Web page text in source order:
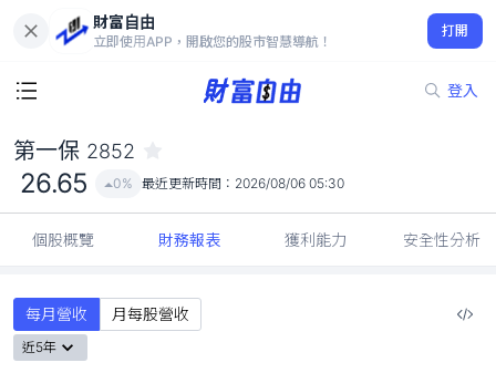
財富自由
立即使用APP，開啟您的股市智慧導航！
打開
登入
26.65
0%
第一保 2852
26.65 0% 最近更新時間： 2026/08/06 05:30
個股概覽 財務報表 獲利能力 安全性分析
每月營收 月每股營收
近5年